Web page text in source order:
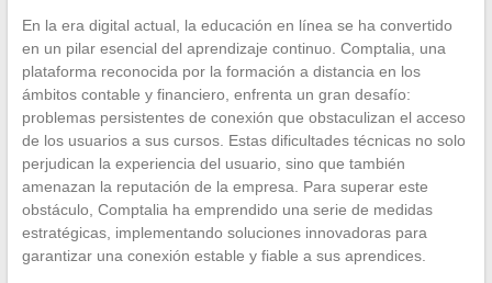
En la era digital actual, la educación en línea se ha convertido
en un pilar esencial del aprendizaje continuo. Comptalia, una
plataforma reconocida por la formación a distancia en los
ámbitos contable y financiero, enfrenta un gran desafío:
problemas persistentes de conexión que obstaculizan el acceso
de los usuarios a sus cursos. Estas dificultades técnicas no solo
perjudican la experiencia del usuario, sino que también
amenazan la reputación de la empresa. Para superar este
obstáculo, Comptalia ha emprendido una serie de medidas
estratégicas, implementando soluciones innovadoras para
garantizar una conexión estable y fiable a sus aprendices.